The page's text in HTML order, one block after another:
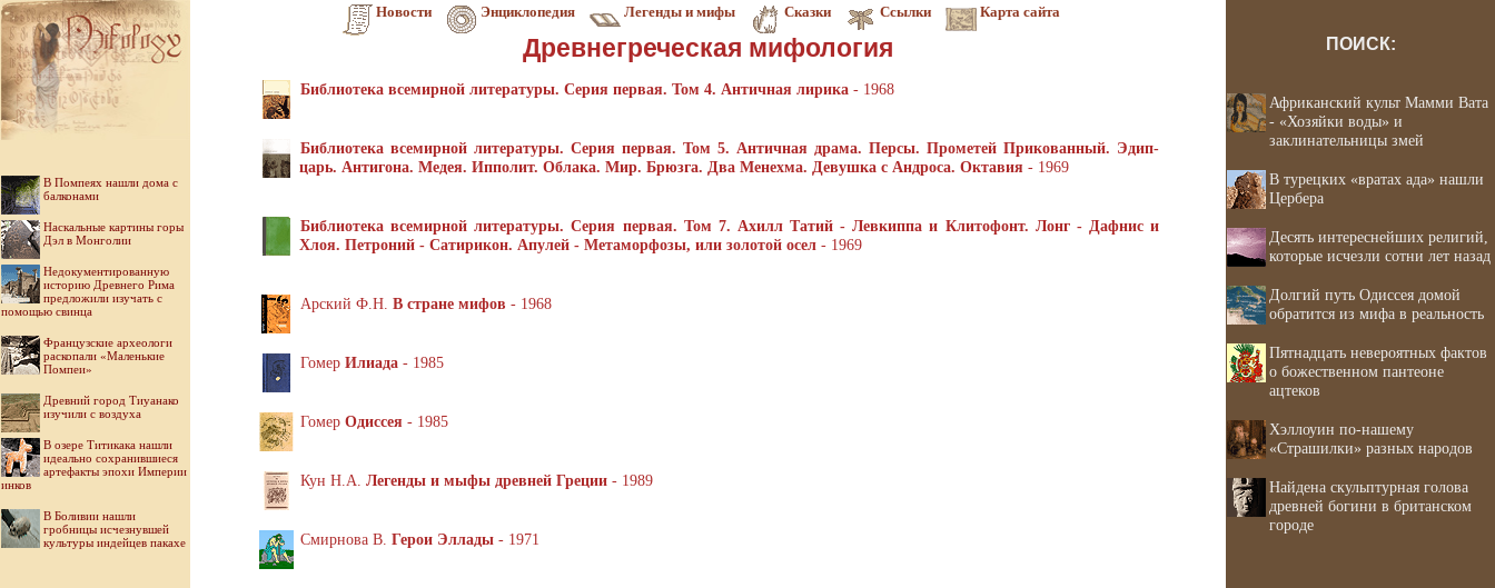
Новости Энциклопедия Легенды и мифы Сказки Ссылки Карта сайта
В Помпеях нашли дома с
балконами
Наскальные картины горы
Дэл в Монголии
Недокументированную
историю Древнего Рима
предложили изучать с
помощью свинца
Французские археологи
раскопали «Маленькие
Помпеи»
Древний город Тиуанако
изучили с воздуха
В озере Титикака нашли
идеально сохранившиеся
артефакты эпохи Империи
инков
В Боливии нашли
гробницы исчезнувшей
культуры индейцев пакахе
Древнегреческая мифология
Библиотека всемирной литературы. Серия первая. Том 4. Античная лирика - 1968
Библиотека всемирной литературы. Серия первая. Том 5. Античная драма. Персы. Прометей Прикованный. Эдип-
царь. Антигона. Медея. Ипполит. Облака. Мир. Брюзга. Два Менехма. Девушка с Андроса. Октавия - 1969
Библиотека всемирной литературы. Серия первая. Том 7. Ахилл Татий - Левкиппа и Клитофонт. Лонг - Дафнис и
Хлоя. Петроний - Сатирикон. Апулей - Метаморфозы, или золотой осел - 1969
Арский Ф.Н. В стране мифов - 1968
Гомер Илиада - 1985
Гомер Одиссея - 1985
Кун Н.А. Легенды и мыфы древней Греции - 1989
Смирнова В. Герои Эллады - 1971
ПОИСК:
Африканский культ Мамми Вата
- «Хозяйки воды» и
заклинательницы змей
В турецких «вратах ада» нашли
Цербера
Десять интереснейших религий,
которые исчезли сотни лет назад
Долгий путь Одиссея домой
обратится из мифа в реальность
Пятнадцать невероятных фактов
о божественном пантеоне
ацтеков
Хэллоуин по-нашему
«Страшилки» разных народов
Найдена скульптурная голова
древней богини в британском
городе